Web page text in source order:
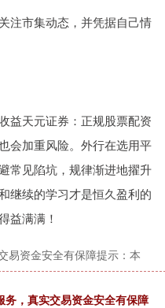
注市集动态，并凭据自己情
益天元证券：正规股票配资
会加重风险。外行在选用平
常见陷坑，规律渐进地擢升
继续的学习才是恒久盈利的
益满满！
易资金安全有保障提示：本
务，真实交易资金安全有保障